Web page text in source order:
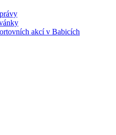
akcí v Babicích